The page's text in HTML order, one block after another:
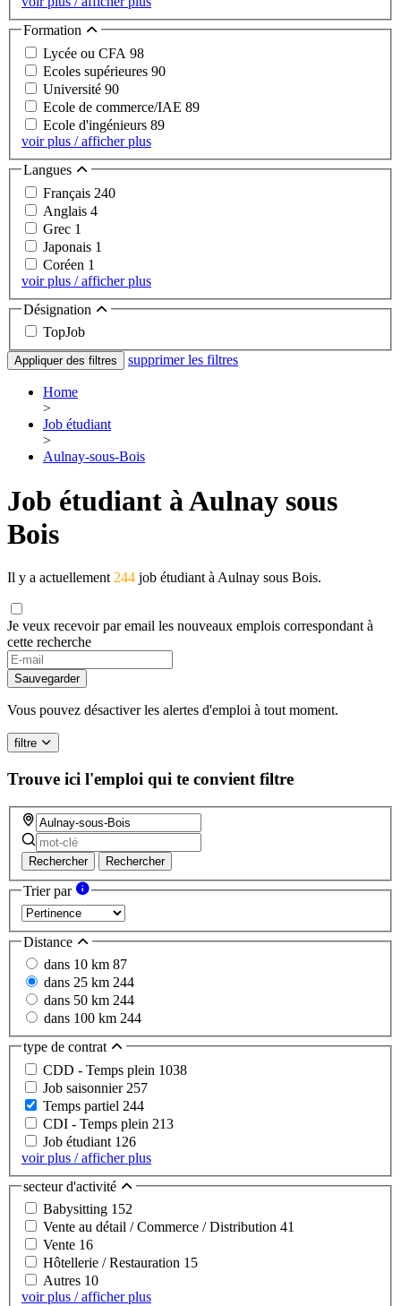
Formation
Lycée ou CFA 98
Ecoles supérieures 90
Université 90
Ecole de commerce/IAE 89
Ecole d'ingénieurs 89
voir plus / afficher plus
Langues
Français 240
Anglais 4
Grec 1
Japonais 1
Coréen 1
voir plus / afficher plus
Désignation
TopJob
Appliquer des filtres supprimer les filtres
Home
>
Job étudiant
>
Aulnay-sous-Bois
Job étudiant à Aulnay sous
Bois
Il y a actuellement 244 job étudiant à Aulnay sous Bois.
Je veux recevoir par email les nouveaux emplois correspondant à
cette recherche
Sauvegarder
Vous pouvez désactiver les alertes d'emploi à tout moment.
filtre
Trouve ici l'emploi qui te convient filtre
Rechercher Rechercher
Trier par
Distance
dans 10 km 87
dans 25 km 244
dans 50 km 244
dans 100 km 244
type de contrat
CDD - Temps plein 1038
Job saisonnier 257
Temps partiel 244
CDI - Temps plein 213
Job étudiant 126
voir plus / afficher plus
secteur d'activité
Babysitting 152
Vente au détail / Commerce / Distribution 41
Vente 16
Hôtellerie / Restauration 15
Autres 10
voir plus / afficher plus